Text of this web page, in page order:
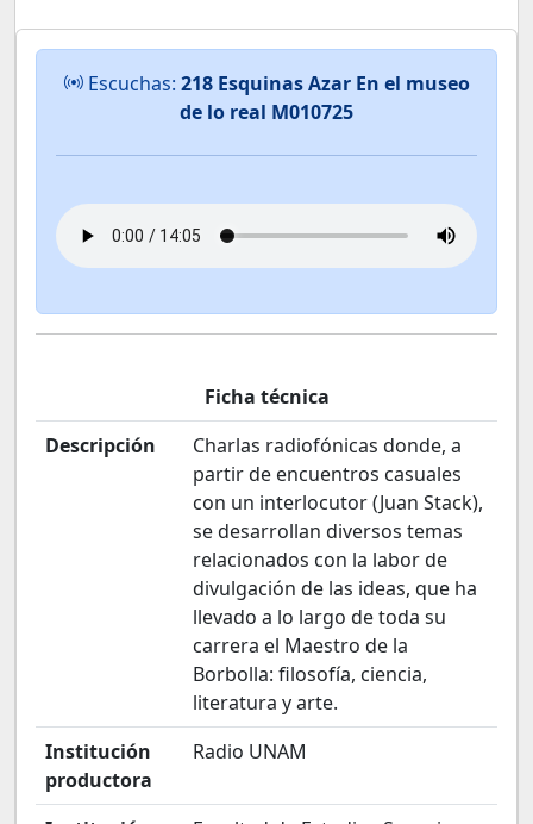
Escuchas: 218 Esquinas Azar En el museo
de lo real M010725
Ficha técnica
Descripción
Charlas radiofónicas donde, a
partir de encuentros casuales
con un interlocutor (Juan Stack),
se desarrollan diversos temas
relacionados con la labor de
divulgación de las ideas, que ha
llevado a lo largo de toda su
carrera el Maestro de la
Borbolla: filosofía, ciencia,
literatura y arte.
Institución
productora
Radio UNAM